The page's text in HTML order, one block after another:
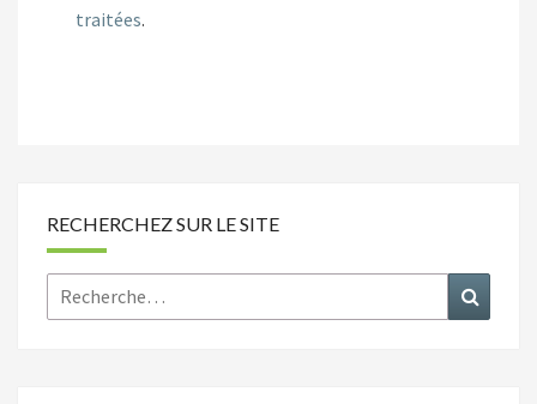
traitées.
RECHERCHEZ SUR LE SITE
Rechercher :